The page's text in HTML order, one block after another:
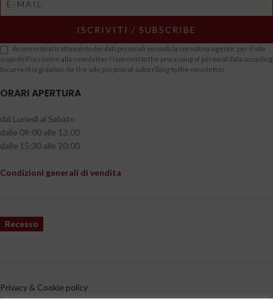
Acconsento al trattamento dei dati personali secondo la normativa vigente, per il solo
scopo dell'iscrizione alla newsletter / I consent to the processing of personal data according
to current legislation, for the sole purpose of subscribing to the newsletter
ORARI APERTURA
dal Lunedì al Sabato
dalle 09:00 alle 13:00
dalle 15:30 alle 20:00
Condizioni generali di vendita
Recesso
Privacy & Cookie policy